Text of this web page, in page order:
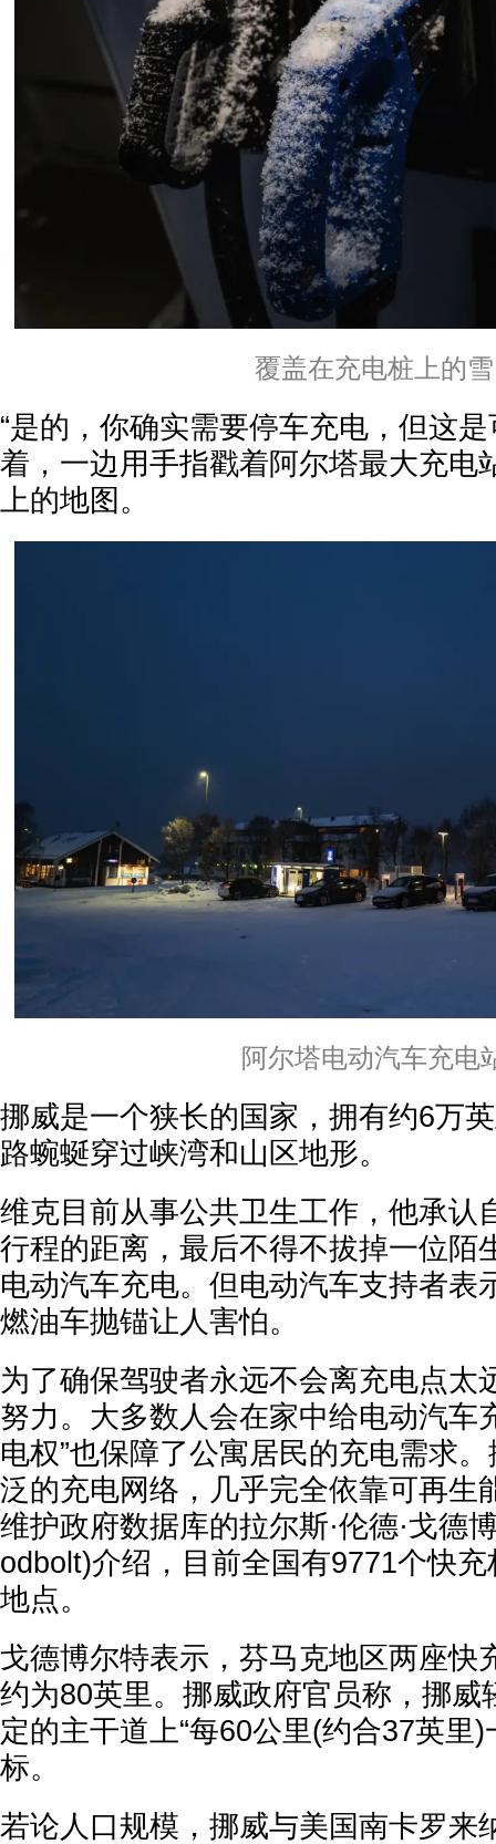
覆盖在充电桩上的雪
“是的，你确实需要停车充电，但这
着，一边用手指戳着阿尔塔最大充电
上的地图。
阿尔塔电动汽车充电
挪威是一个狭长的国家，拥有约6万
路蜿蜒穿过峡湾和山区地形。
维克目前从事公共卫生工作，他承认
行程的距离，最后不得不拔掉一位陌
电动汽车充电。但电动汽车支持者表
燃油车抛锚让人害怕。
为了确保驾驶者永远不会离充电点太
努力。大多数人会在家中给电动汽车
电权”也保障了公寓居民的充电需求
泛的充电网络，几乎完全依靠可再生
维护政府数据库的拉尔斯·伦德·戈德
odbolt)介绍，目前全国有9771个快
地点。
戈德博尔特表示，芬马克地区两座快
约为80英里。挪威政府官员称，挪威
定的主干道上“每60公里(约合37英里)
标。
若论人口规模，挪威与美国南卡罗来